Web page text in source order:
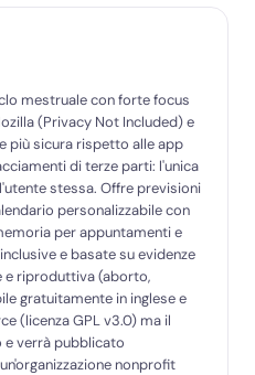
mestruale con forte focus
(Privacy Not Included) e
più sicura rispetto alle app
di terze parti: l'unica
stessa. Offre previsioni
personalizzabile con
per appuntamenti e
e basate su evidenze
e riproduttiva (aborto,
gratuitamente in inglese e
(licenza GPL v3.0) ma il
verrà pubblicato
nonprofit